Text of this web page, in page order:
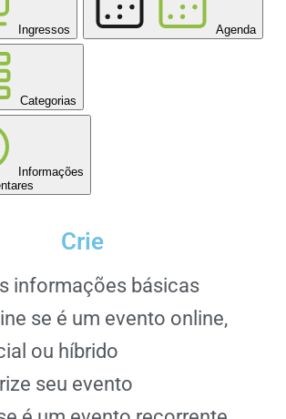
Ingressos Agenda
Categorias
Informações
Crie
informações básicas
se é um evento online,
ou híbrido
seu evento